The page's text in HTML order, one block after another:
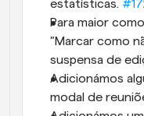
estatísticas.
Para maior
"Marcar como
suspensa de
Adicionámos
modal de